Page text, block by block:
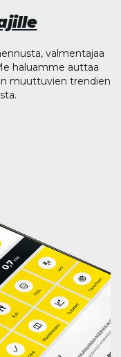
valmentajaa
haluamme auttaa
muuttuvien trendien